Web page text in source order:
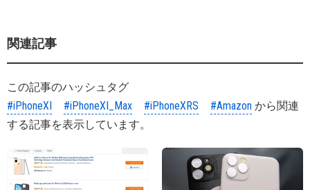
関連記事
この記事のハッシュタグ
#iPhoneXI
#iPhoneXI_Max #iPhoneXRS #Amazon から関連
する記事を表示しています。